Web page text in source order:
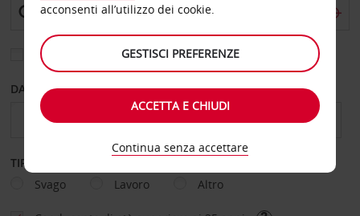
Scegli una località di riconsegna diversa
DAL GIORNO AL GIORNO
TIPOLOGIA DI NOLEGGIO
Svago
Lavoro Altro
acconsenti all’utilizzo dei cookie.
GESTISCI PREFERENZE
ACCETTA E CHIUDI
Continua senza accettare